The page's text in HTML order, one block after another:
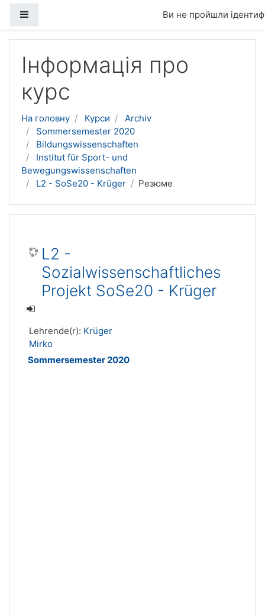
Ви не пройшли
Інформація про
курс
На головну Курси
Archiv
Sommersemester 2020
Bildungswissenschaften
Institut für Sport- und
Bewegungswissenschaften
L2 - SoSe20 - Krüger
Резюме
L2 -
Sozialwissenschaftliches
Projekt SoSe20 - Krüger
Lehrende(r): Krüger
Mirko
Sommersemester 2020